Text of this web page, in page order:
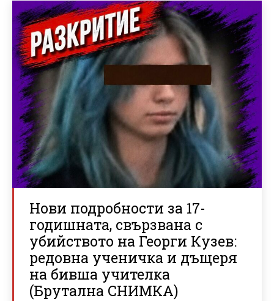
Нови подробности за 17-
годишната, свързвана с
убийството на Георги Кузев:
редовна ученичка и дъщеря
на бивша учителка
(Брутална СНИМКА)